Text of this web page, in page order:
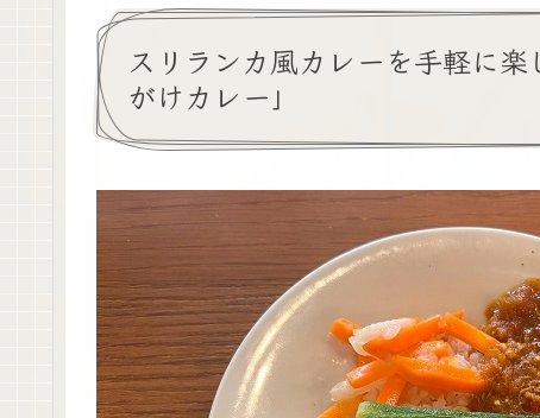
スリランカ風カレーを手軽に
がけカレー」